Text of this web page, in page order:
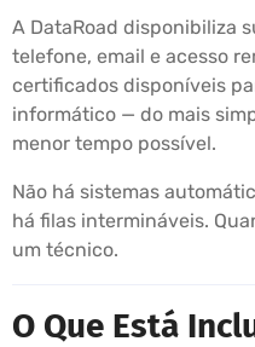
A DataRoad disponibiliza
telefone, email e acesso
certificados disponíveis
informático — do mais
menor tempo possível.
Não há sistemas
há filas intermináveis.
um técnico.
O Que Está